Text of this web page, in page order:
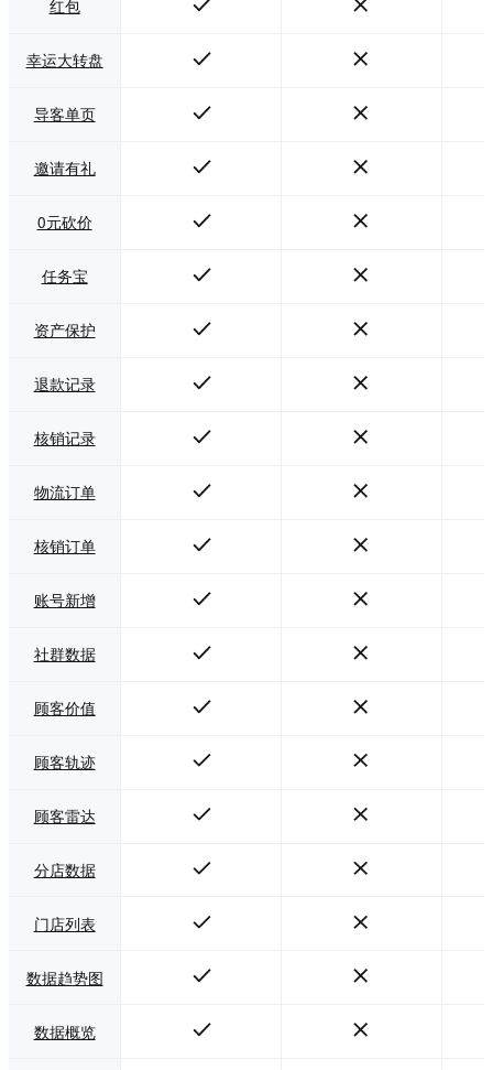
红包
幸运大转盘
导客单页
邀请有礼
0元砍价
任务宝
资产保护
退款记录
核销记录
物流订单
核销订单
账号新增
社群数据
顾客价值
顾客轨迹
顾客雷达
分店数据
门店列表
数据趋势图
数据概览